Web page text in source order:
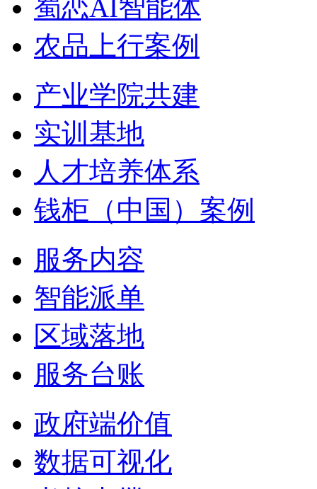
蜀恋AI智能体
农品上行案例
产业学院共建
实训基地
人才培养体系
钱柜（中国）案例
服务内容
智能派单
区域落地
服务台账
政府端价值
数据可视化